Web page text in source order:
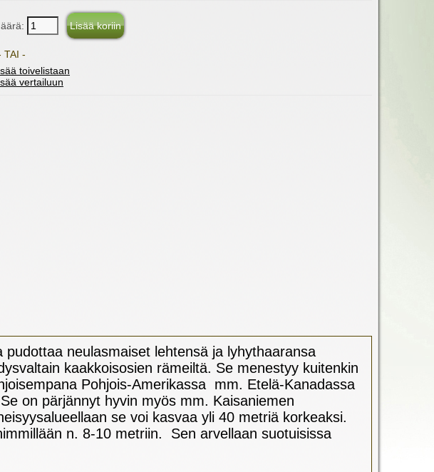
TAI -
toivelistaan
vertailuun
neulasmaiset lehtensä ja lyhythaaransa
kaakkoisosien rämeiltä. Se menestyy kuitenkin
Pohjois-Amerikassa mm. Etelä-Kanadassa
on pärjännyt hyvin myös mm. Kaisaniemen
se voi kasvaa yli 40 metriä korkeaksi.
n. 8-10 metriin. Sen arvellaan suotuisissa